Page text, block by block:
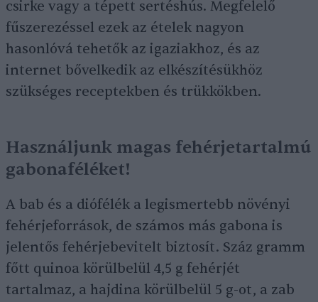
csirke vagy a tépett sertéshús. Megfelelő
fűszerezéssel ezek az ételek nagyon
hasonlóvá tehetők az igaziakhoz, és az
internet bővelkedik az elkészítésükhöz
szükséges receptekben és trükkökben.
Használjunk magas fehérjetartalmú
gabonaféléket!
A bab és a diófélék a legismertebb növényi
fehérjeforrások, de számos más gabona is
jelentős fehérjebevitelt biztosít. Száz gramm
főtt quinoa körülbelül 4,5 g fehérjét
tartalmaz, a hajdina körülbelül 5 g-ot, a zab